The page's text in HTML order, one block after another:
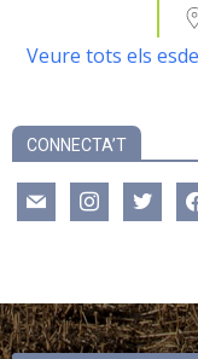
Veure tots els
CONNECTA’T
mail instagramtwitter